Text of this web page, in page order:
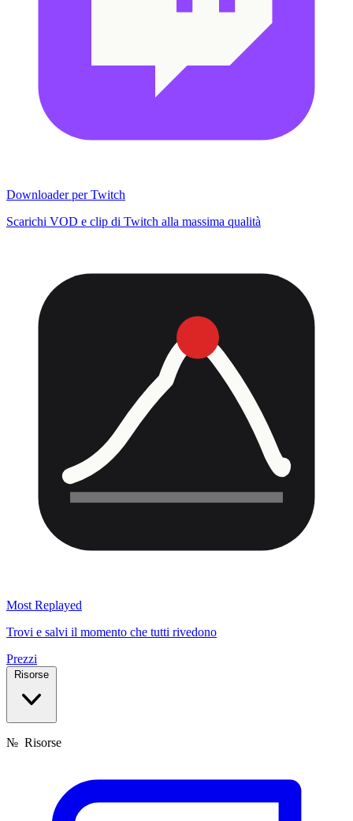
Downloader per Twitch
Scarichi VOD e clip di Twitch alla massima qualità
Most Replayed
Trovi e salvi il momento che tutti rivedono
Prezzi
Risorse
№ Risorse